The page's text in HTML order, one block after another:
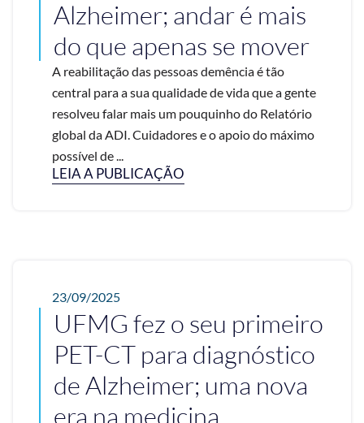
Alzheimer; andar é mais
do que apenas se mover
A reabilitação das pessoas demência é tão
central para a sua qualidade de vida que a gente
resolveu falar mais um pouquinho do Relatório
global da ADI. Cuidadores e o apoio do máximo
possível de ...
LEIA A PUBLICAÇÃO
23/09/2025
UFMG fez o seu primeiro
PET-CT para diagnóstico
de Alzheimer; uma nova
era na medicina